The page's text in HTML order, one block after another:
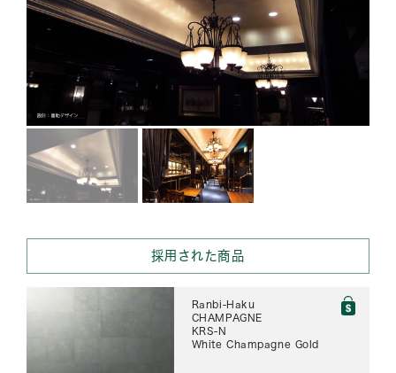
採用された商品
Ranbi-Haku
CHAMPAGNE
KRS-N
White Champagne Gold